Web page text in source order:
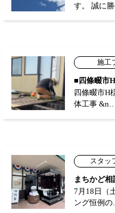
す。 誠に
施工
■四條畷市
四條畷市H
体工事
スタッ
まちかど
7月18日（
ング恒例